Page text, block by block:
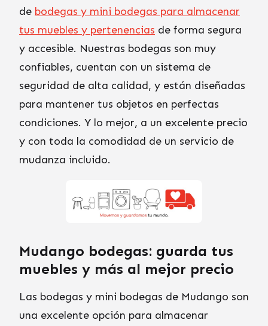
de bodegas y mini bodegas para almacenar
tus muebles y pertenencias de forma segura
y accesible. Nuestras bodegas son muy
confiables, cuentan con un sistema de
seguridad de alta calidad, y están diseñadas
para mantener tus objetos en perfectas
condiciones. Y lo mejor, a un excelente precio
y con toda la comodidad de un servicio de
mudanza incluido.
Mudango bodegas: guarda tus
muebles y más al mejor precio
Las bodegas y mini bodegas de Mudango son
una excelente opción para almacenar